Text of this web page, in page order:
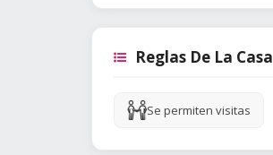
Reglas De La Casa
Se permiten visitas